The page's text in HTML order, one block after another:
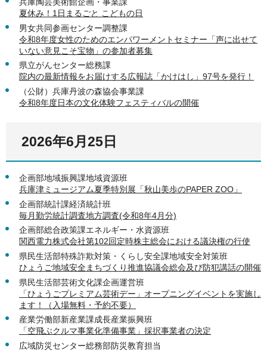
夏休み！1日まるごと こどもの日
男女共同参画センター調整課
令和8年度女性のためのエンパワーメントセミナー「声に出せて
いない意見こそ宝物」の参加者募集
県立がんセンター総務課
院内の最新情報をお届けする広報誌「かけはし」97号を発行！
（公財）兵庫丹波の森協会事業課
令和8年度日本の文化体験フェスティバルの開催
2026年6月25日
企画部地域振興課地域資源班
兵庫津ミュージアム夏季特別展「秋山美歩のPAPER ZOO」
企画部統計課経済統計班
毎月勤労統計調査地方調査(令和8年4月分)
企画部総合政策課エネルギー・水資源班
関西電力株式会社第102回定時株主総会における議決権の行使
県民生活部特殊詐欺対策・くらし安全課地域安全対策班
ひょうご地域安全まちづくり推進協議会総会及び防犯講話の開催
県民生活部芸術文化課企画運営班
「ひょうごプレミアム芸術デー」オープニングイベントを実施し
ます！（入場無料・予約不要）
産業労働部新産業課成長産業振興班
「空飛ぶクルマ事業化準備事業」採択事業者の決定
広域防災センター総務部防災教育担当